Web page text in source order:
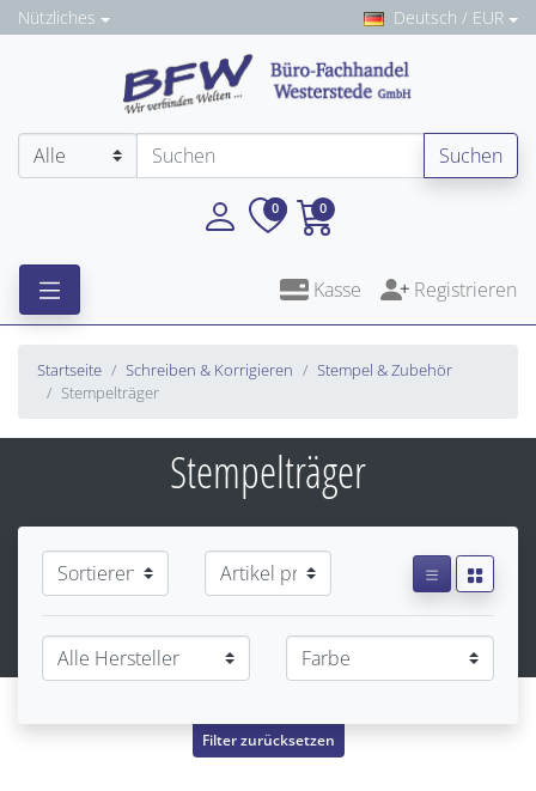
Nützliches Deutsch / EUR
Suchen
0 0
Kasse Registrieren
Startseite Schreiben & Korrigieren
Stempel & Zubehör
Stempelträger
Stempelträger
Filter zurücksetzen